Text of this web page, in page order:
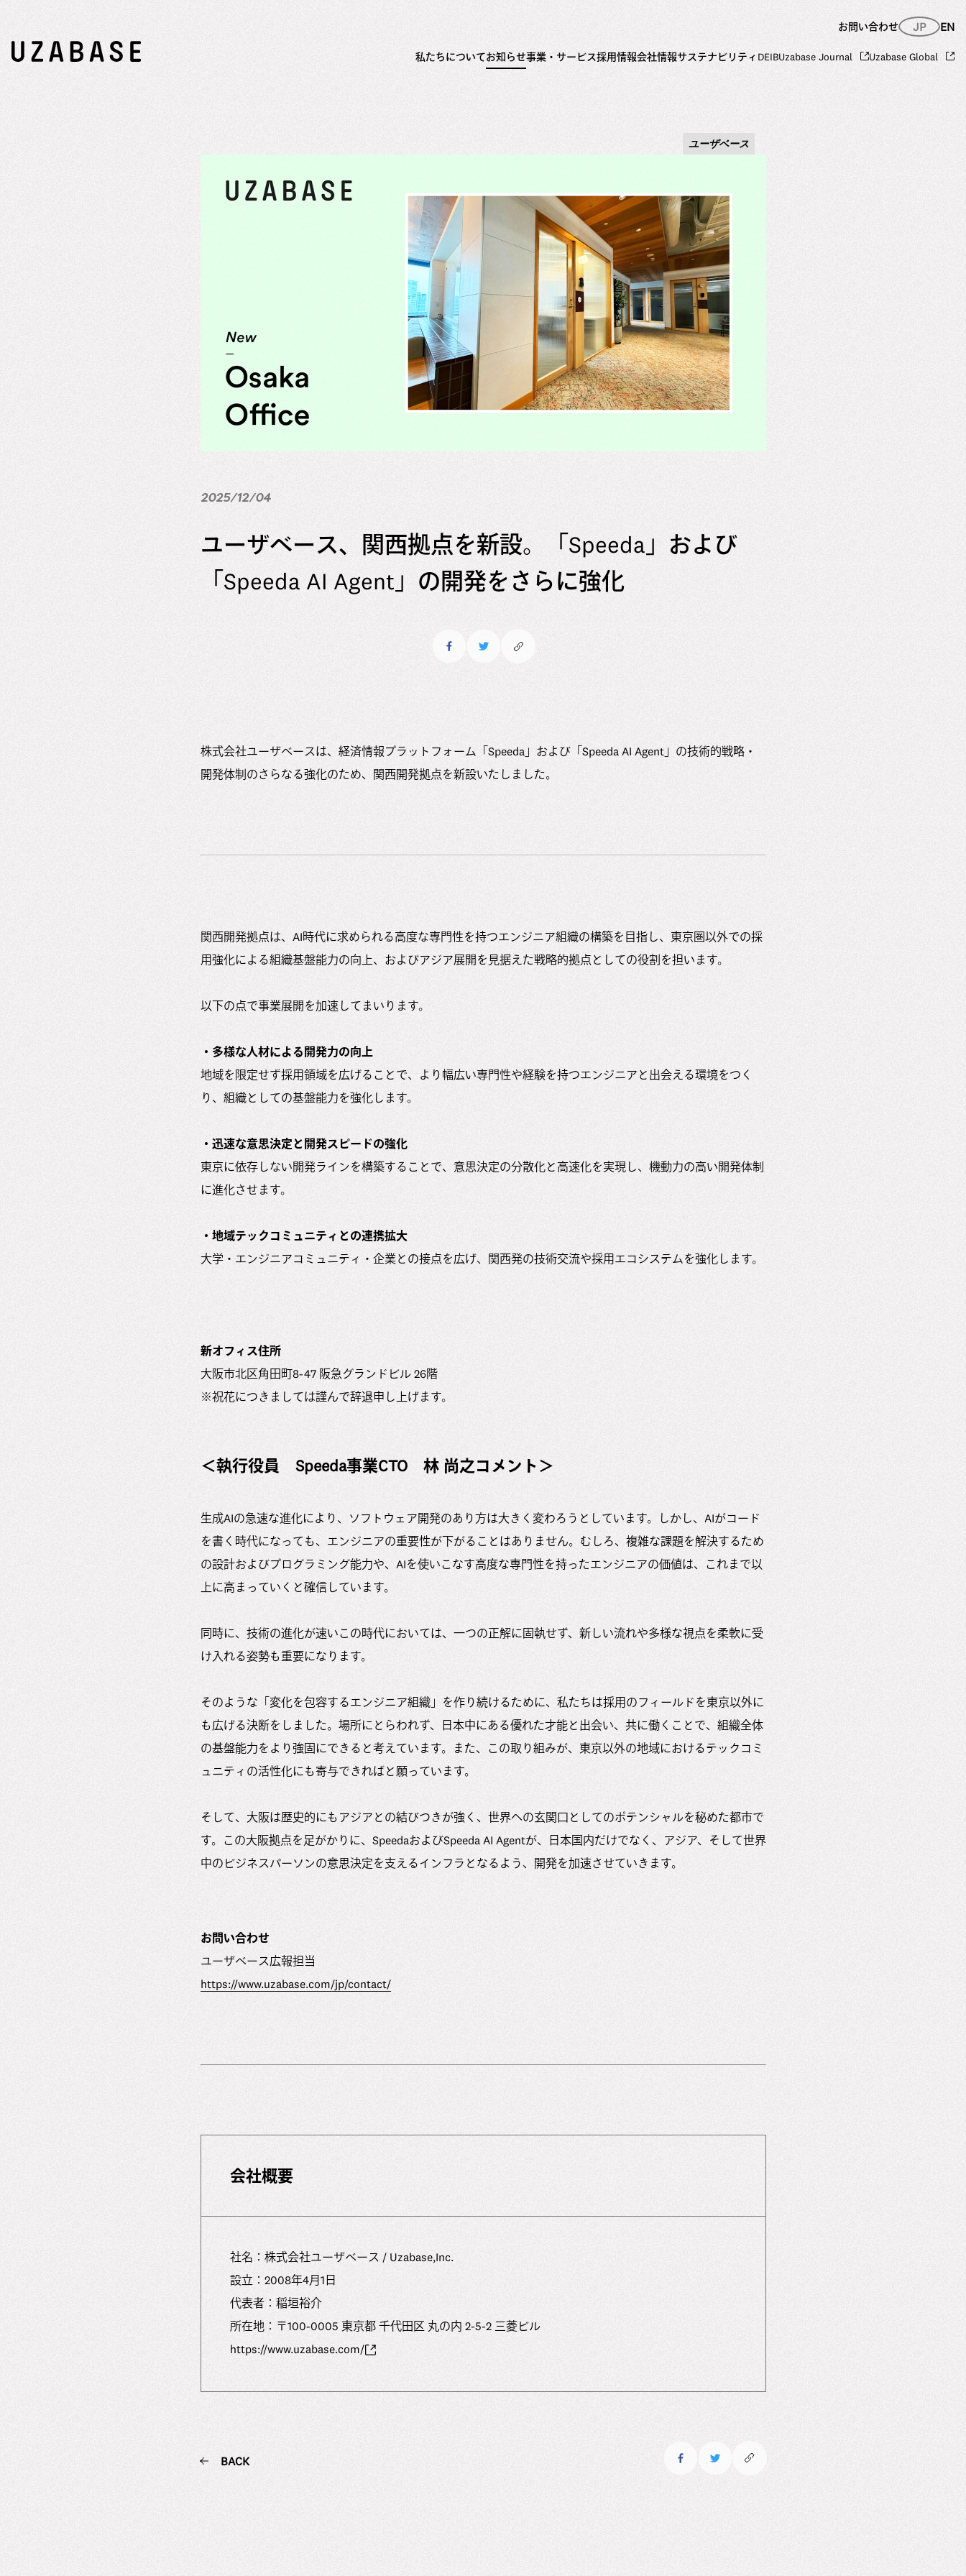
お問い合わせ JP EN
私たちについてお知らせ事業・サービス採用情報会社情報サステナビリティ DEIBUzabase Journal Uzabase Global
ユーザベース
2025/12/04
ユーザベース、関西拠点を新設。「Speeda」および
「Speeda AI Agent」の開発をさらに強化
株式会社ユーザベースは、経済情報プラットフォーム「Speeda」および「Speeda AI Agent」の技術的戦略・
開発体制のさらなる強化のため、関西開発拠点を新設いたしました。
関西開発拠点は、AI時代に求められる高度な専門性を持つエンジニア組織の構築を目指し、東京圏以外での採
用強化による組織基盤能力の向上、およびアジア展開を見据えた戦略的拠点としての役割を担います。
以下の点で事業展開を加速してまいります。
・多様な人材による開発力の向上
地域を限定せず採用領域を広げることで、より幅広い専門性や経験を持つエンジニアと出会える環境をつく
り、組織としての基盤能力を強化します。
・迅速な意思決定と開発スピードの強化
東京に依存しない開発ラインを構築することで、意思決定の分散化と高速化を実現し、機動力の高い開発体制
に進化させます。
・地域テックコミュニティとの連携拡大
大学・エンジニアコミュニティ・企業との接点を広げ、関西発の技術交流や採用エコシステムを強化します。
新オフィス住所
大阪市北区角田町8-47 阪急グランドビル 26階
※祝花につきましては謹んで辞退申し上げます。
＜執行役員 Speeda事業CTO 林 尚之コメント＞
生成AIの急速な進化により、ソフトウェア開発のあり方は大きく変わろうとしています。しかし、AIがコード
を書く時代になっても、エンジニアの重要性が下がることはありません。むしろ、複雑な課題を解決するため
の設計およびプログラミング能力や、AIを使いこなす高度な専門性を持ったエンジニアの価値は、これまで以
上に高まっていくと確信しています。
同時に、技術の進化が速いこの時代においては、一つの正解に固執せず、新しい流れや多様な視点を柔軟に受
け入れる姿勢も重要になります。
そのような「変化を包容するエンジニア組織」を作り続けるために、私たちは採用のフィールドを東京以外に
も広げる決断をしました。場所にとらわれず、日本中にある優れた才能と出会い、共に働くことで、組織全体
の基盤能力をより強固にできると考えています。また、この取り組みが、東京以外の地域におけるテックコミ
ュニティの活性化にも寄与できればと願っています。
そして、大阪は歴史的にもアジアとの結びつきが強く、世界への玄関口としてのポテンシャルを秘めた都市で
す。この大阪拠点を足がかりに、SpeedaおよびSpeeda AI Agentが、日本国内だけでなく、アジア、そして世界
中のビジネスパーソンの意思決定を支えるインフラとなるよう、開発を加速させていきます。
お問い合わせ
ユーザベース広報担当
https://www.uzabase.com/jp/contact/
会社概要
社名：株式会社ユーザベース / Uzabase,Inc.
設⽴：2008年4⽉1⽇
代表者：稲垣裕介
所在地：〒100-0005 東京都 千代田区 丸の内 2-5-2 三菱ビル
https://www.uzabase.com/
BACK